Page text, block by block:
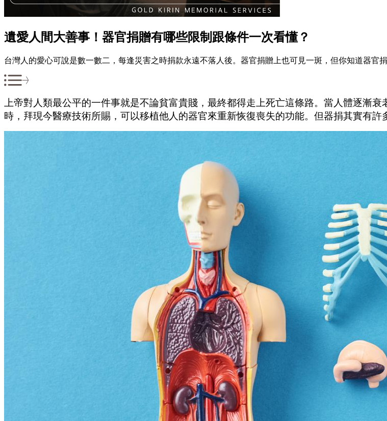
遺愛人間大善事！器官捐贈有哪些限制跟條件一次看懂？
台灣人的愛心可說是數一數二，每逢災害之時捐款永遠不落人後。器官捐贈上也可見一斑，但你知道器官
上帝對人類最公平的一件事就是不論貧富貴賤，最終都得走上死亡這條路。當人體逐漸
時，拜現今醫療技術所賜，可以移植他人的器官來重新恢復喪失的功能。但器捐其實有